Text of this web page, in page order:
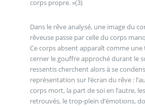
corps propre. »(3)
Dans le rêve analysé, une image du
rêveuse passe par celle du corps
Ce corps absent apparaît comme
cerner le gouffre approché durant le
ressentis cherchent alors à se
représentation sur l’écran du rêve :
corps mort, la part de soi en l’autre,
retrouvés, le trop-plein d’émotions,